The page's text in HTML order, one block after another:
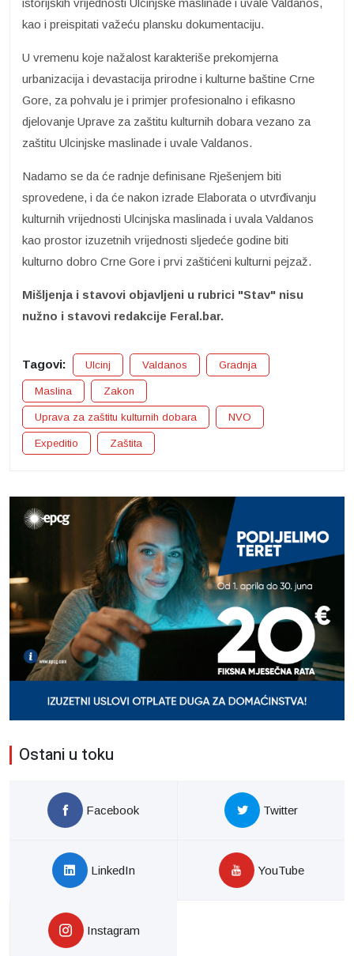
istorijskih vrijednosti Ulcinjske maslinade i uvale Valdanos,
kao i preispitati važeću plansku dokumentaciju.
U vremenu koje nažalost karakteriše prekomjerna
urbanizacija i devastacija prirodne i kulturne baštine Crne
Gore, za pohvalu je i primjer profesionalno i efikasno
djelovanje Uprave za zaštitu kulturnih dobara vezano za
zaštitu Ulcinjske maslinade i uvale Valdanos.
Nadamo se da će radnje definisane Rješenjem biti
sprovedene, i da će nakon izrade Elaborata o utvrđivanju
kulturnih vrijednosti Ulcinjska maslinada i uvala Valdanos
kao prostor izuzetnih vrijednosti sljedeće godine biti
kulturno dobro Crne Gore i prvi zaštićeni kulturni pejzaž.
Mišljenja i stavovi objavljeni u rubrici "Stav" nisu
nužno i stavovi redakcije Feral.bar.
Tagovi: Ulcinj Valdanos Gradnja
Maslina Zakon
Uprava za zaštitu kulturnih dobara NVO
Expeditio Zaštita
Ostani u toku
Facebook Twitter
LinkedIn YouTube
Instagram